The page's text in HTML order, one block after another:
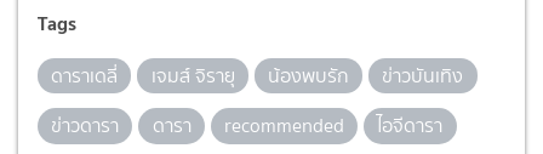
Tags
ดาราเดลี่ เจมส์ จิรายุ น้องพบรัก
ข่าวบันเทิง
ข่าวดารา
ดารา recommended ไอจีดารา